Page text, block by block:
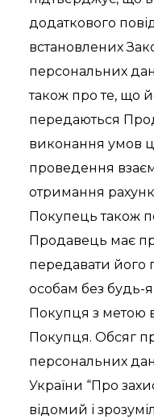
додаткового
встановлених
персональних
також про те, що
передаються
виконання умов
проведення
отримання
Покупець також
Продавець має
передавати його
особам без будь-
Покупця з метою
Покупця. Обсяг
персональних
України “Про
відомий і